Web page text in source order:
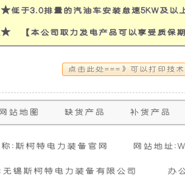
超
音
发
机★低于3.0排量的汽油车安装怠速5KW及
★ 【本公司取力发电产品可以享受质保
产品达到规定金额可获增三滤
2026年01月01日 0点0分 2026年12月
运费到付）
天 [ 国内 ]
站地图 缺货产品 补货产品
:斯柯特电力装备官网 网站地址
锡斯柯特电力装备有限公司 办